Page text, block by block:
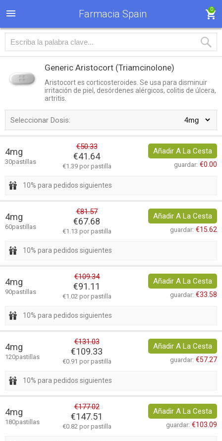
Farmacia Spain 0
Generic Aristocort (Triamcinolone)
Aristocort es corticosteroides. Se usa para disminuir
irritación de piel, desórdenes alérgicos, colitis de úlcera,
artritis.
Seleccionar Dosis:
4mg
30pastillas
€50.33
€41.64
€1.39 por pastilla
Añadir A La Cesta
guardar: €0.00
10% para pedidos siguientes
4mg
60pastillas
€81.57
€67.68
€1.13 por pastilla
Añadir A La Cesta
guardar: €15.62
10% para pedidos siguientes
4mg
90pastillas
€109.34
€91.11
€1.02 por pastilla
Añadir A La Cesta
guardar: €33.58
10% para pedidos siguientes
4mg
120pastillas
€131.03
€109.33
€0.91 por pastilla
Añadir A La Cesta
guardar: €57.27
10% para pedidos siguientes
4mg
180pastillas
€177.02
€147.51
€0.82 por pastilla
Añadir A La Cesta
guardar: €103.09